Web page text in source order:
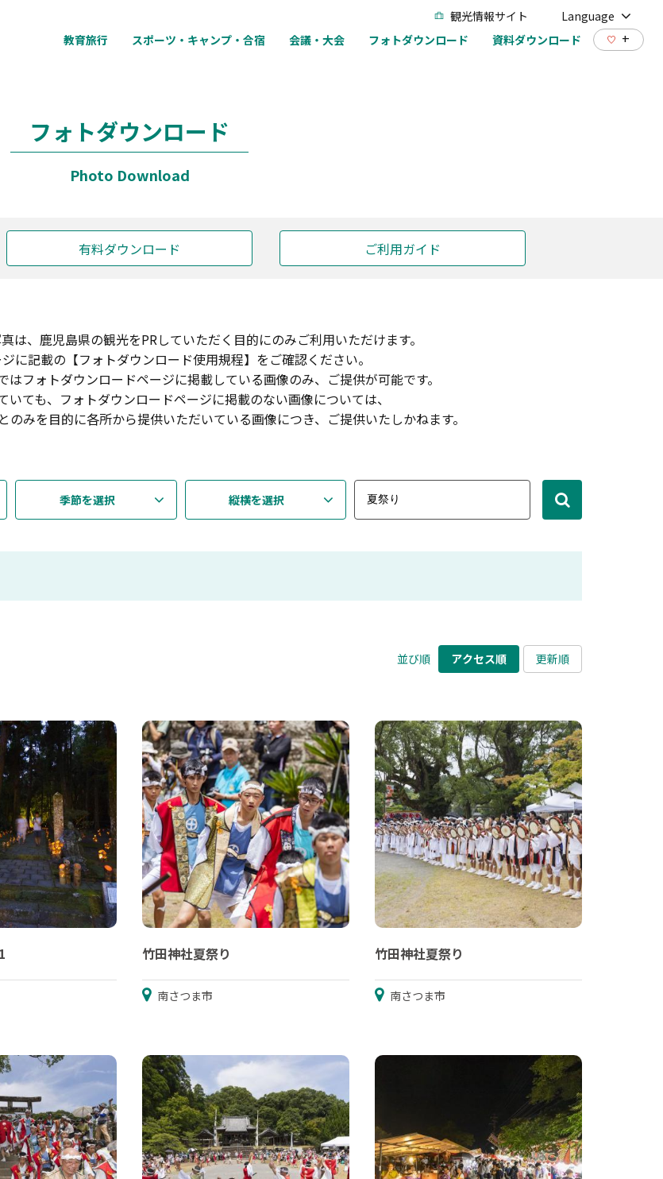
観光情報サイト
Language
教育旅行
スポーツ・キャンプ・合宿 会議・大会 フォトダウンロード 資料ダウンロード +
フォトダウンロード
Photo Download
有料ダウンロード ご利用ガイド
は、鹿児島県の観光をPRしていただく目的にのみご利用いただけます。
に記載の【フォトダウンロード使用規程】をご確認ください。
フォトダウンロードページに掲載している画像のみ、ご提供が可能です。
いても、フォトダウンロードページに掲載のない画像については、
みを目的に各所から提供いただいている画像につき、ご提供いたしかねます。
季節を選択 縦横を選択
並び順 アクセス順 更新順
竹田神社夏祭り
南さつま市
竹田神社夏祭り
南さつま市